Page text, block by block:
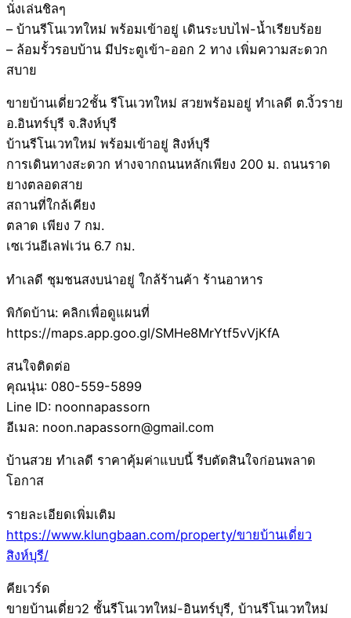
นั่งเล่นชิลๆ
– บ้านรีโนเวทใหม่ พร้อมเข้าอยู่ เดินระบบไฟ-น้ำเรียบร้อย
– ล้อมรั้วรอบบ้าน มีประตูเข้า-ออก 2 ทาง เพิ่มความสะดวก
สบาย
ขายบ้านเดี่ยว2ชั้น รีโนเวทใหม่ สวยพร้อมอยู่ ทำเลดี ต.งิ้วราย
อ.อินทร์บุรี จ.สิงห์บุรี
บ้านรีโนเวทใหม่ พร้อมเข้าอยู่ สิงห์บุรี
การเดินทางสะดวก ห่างจากถนนหลักเพียง 200 ม. ถนนราด
ยางตลอดสาย
สถานที่ใกล้เคียง
ตลาด เพียง 7 กม.
เซเว่นอีเลฟเว่น 6.7 กม.
ทำเลดี ชุมชนสงบน่าอยู่ ใกล้ร้านค้า ร้านอาหาร
พิกัดบ้าน: คลิกเพื่อดูแผนที่
https://maps.app.goo.gl/SMHe8MrYtf5vVjKfA
สนใจติดต่อ
คุณนุ่น: 080-559-5899
Line ID: noonnapassorn
อีเมล: noon.napassorn@gmail.com
บ้านสวย ทำเลดี ราคาคุ้มค่าแบบนี้ รีบตัดสินใจก่อนพลาด
โอกาส
รายละเอียดเพิ่มเติม
https://www.klungbaan.com/property/ขายบ้านเดี่ยว
สิงห์บุรี/
คียเวร์ด
ขายบ้านเดี่ยว2 ชั้นรีโนเวทใหม่-อินทร์บุรี, บ้านรีโนเวทใหม่